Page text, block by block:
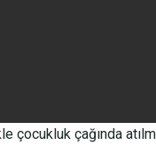
çağında